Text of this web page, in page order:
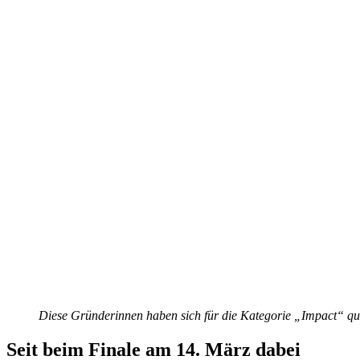
Diese Gründerinnen haben sich für die Kategorie „Impact“
Seit beim Finale am 14. März dabei